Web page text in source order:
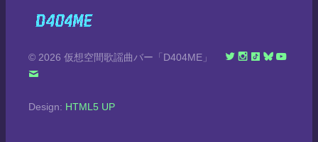
© 2026 仮想空間歌謡曲バー「D404ME」
Design: HTML5 UP